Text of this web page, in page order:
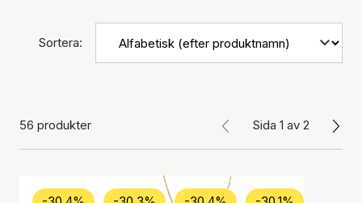
Sortera:
56 produkter Sida 1 av 2